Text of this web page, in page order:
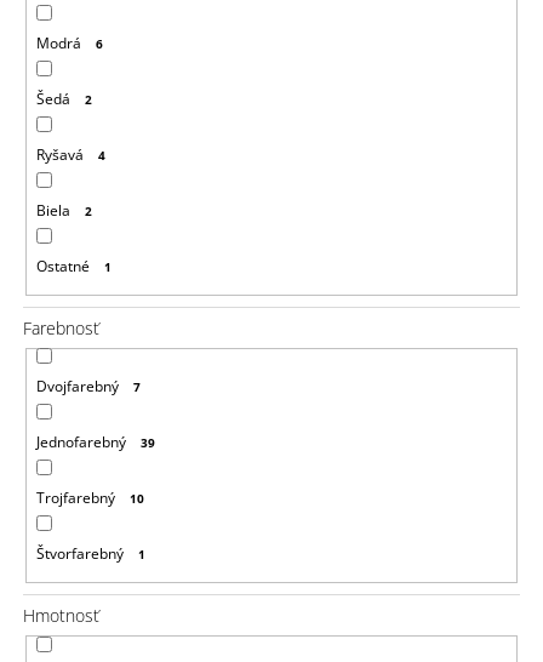
Modrá 6
Šedá 2
Ryšavá 4
Biela 2
Ostatné 1
Farebnosť
Dvojfarebný 7
Jednofarebný 39
Trojfarebný 10
Štvorfarebný 1
Hmotnosť